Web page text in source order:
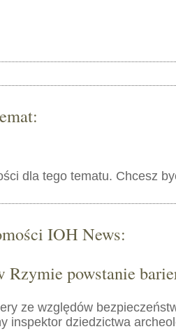
dla tego tematu. Chcesz
IOH News:
Rzymie powstanie
ze względów
inspektor dziedzictwa